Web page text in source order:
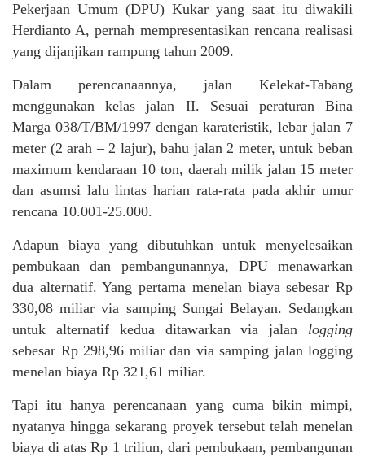
Pekerjaan Umum (DPU) Kukar yang saat itu diwakili
Herdianto A, pernah mempresentasikan rencana realisasi
yang dijanjikan rampung tahun 2009.
Dalam perencanaannya, jalan Kelekat-Tabang
menggunakan kelas jalan II. Sesuai peraturan Bina
Marga 038/T/BM/1997 dengan karateristik, lebar jalan 7
meter (2 arah – 2 lajur), bahu jalan 2 meter, untuk beban
maximum kendaraan 10 ton, daerah milik jalan 15 meter
dan asumsi lalu lintas harian rata-rata pada akhir umur
rencana 10.001-25.000.
Adapun biaya yang dibutuhkan untuk menyelesaikan
pembukaan dan pembangunannya, DPU menawarkan
dua alternatif. Yang pertama menelan biaya sebesar Rp
330,08 miliar via samping Sungai Belayan. Sedangkan
untuk alternatif kedua ditawarkan via jalan logging
sebesar Rp 298,96 miliar dan via samping jalan logging
menelan biaya Rp 321,61 miliar.
Tapi itu hanya perencanaan yang cuma bikin mimpi,
nyatanya hingga sekarang proyek tersebut telah menelan
biaya di atas Rp 1 triliun, dari pembukaan, pembangunan